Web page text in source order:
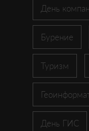
День
Бурение
Туризм
День ГИС